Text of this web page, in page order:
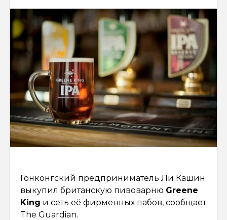
Гонконгский предприниматель Ли Кашин
выкупил британскую пивоварню Greene
King и сеть её фирменных пабов, сообщает
The Guardian.